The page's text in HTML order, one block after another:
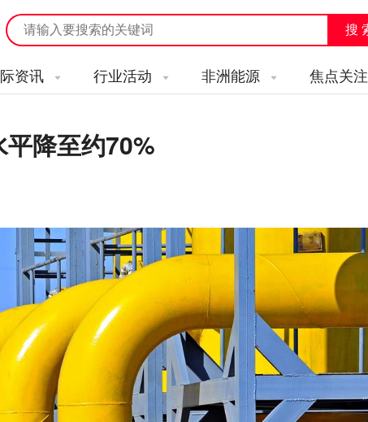
资讯 行业活动 非洲能源 焦点关注
降至约70%